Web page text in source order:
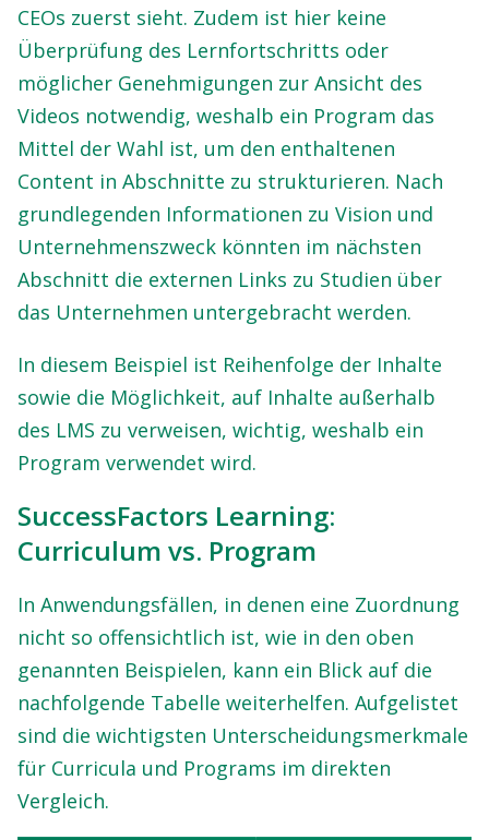
CEOs zuerst sieht. Zudem ist hier keine
Überprüfung des Lernfortschritts oder
möglicher Genehmigungen zur Ansicht des
Videos notwendig, weshalb ein Program das
Mittel der Wahl ist, um den enthaltenen
Content in Abschnitte zu strukturieren. Nach
grundlegenden Informationen zu Vision und
Unternehmenszweck könnten im nächsten
Abschnitt die externen Links zu Studien über
das Unternehmen untergebracht werden.
In diesem Beispiel ist Reihenfolge der Inhalte
sowie die Möglichkeit, auf Inhalte außerhalb
des LMS zu verweisen, wichtig, weshalb ein
Program verwendet wird.
SuccessFactors Learning:
Curriculum vs. Program
In Anwendungsfällen, in denen eine Zuordnung
nicht so offensichtlich ist, wie in den oben
genannten Beispielen, kann ein Blick auf die
nachfolgende Tabelle weiterhelfen. Aufgelistet
sind die wichtigsten Unterscheidungsmerkmale
für Curricula und Programs im direkten
Vergleich.